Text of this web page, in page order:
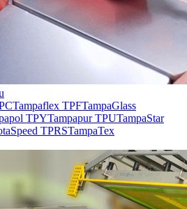
Tampaflex TPFTampaGlass
TPYTampapur TPUTampaStar
TPRSTampaTex